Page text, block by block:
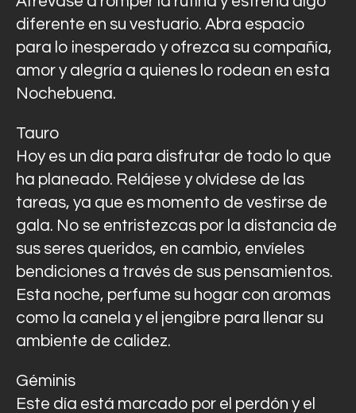
diferente en su vestuario. Abra espacio
para lo inesperado y ofrezca su compañía,
amor y alegría a quienes lo rodean en esta
Nochebuena.
Tauro
Hoy es un día para disfrutar de todo lo que
ha planeado. Relájese y olvídese de las
tareas, ya que es momento de vestirse de
gala. No se entristezcas por la distancia de
sus seres queridos, en cambio, envíeles
bendiciones a través de sus pensamientos.
Esta noche, perfume su hogar con aromas
como la canela y el jengibre para llenar su
ambiente de calidez.
Géminis
Este día está marcado por el perdón y el